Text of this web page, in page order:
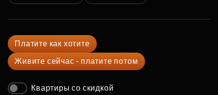
Платите как хотите
Живите сейчас - платите потом
Квартиры со скидкой